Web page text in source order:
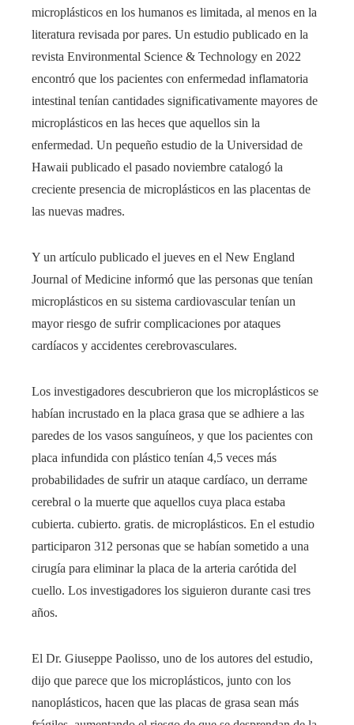
microplásticos en los humanos es limitada, al menos en la
literatura revisada por pares. Un estudio publicado en la
revista Environmental Science & Technology en 2022
encontró que los pacientes con enfermedad inflamatoria
intestinal tenían cantidades significativamente mayores de
microplásticos en las heces que aquellos sin la
enfermedad. Un pequeño estudio de la Universidad de
Hawaii publicado el pasado noviembre catalogó la
creciente presencia de microplásticos en las placentas de
las nuevas madres.
Y un artículo publicado el jueves en el New England
Journal of Medicine informó que las personas que tenían
microplásticos en su sistema cardiovascular tenían un
mayor riesgo de sufrir complicaciones por ataques
cardíacos y accidentes cerebrovasculares.
Los investigadores descubrieron que los microplásticos se
habían incrustado en la placa grasa que se adhiere a las
paredes de los vasos sanguíneos, y que los pacientes con
placa infundida con plástico tenían 4,5 veces más
probabilidades de sufrir un ataque cardíaco, un derrame
cerebral o la muerte que aquellos cuya placa estaba
cubierta. cubierto. gratis. de microplásticos. En el estudio
participaron 312 personas que se habían sometido a una
cirugía para eliminar la placa de la arteria carótida del
cuello. Los investigadores los siguieron durante casi tres
años.
El Dr. Giuseppe Paolisso, uno de los autores del estudio,
dijo que parece que los microplásticos, junto con los
nanoplásticos, hacen que las placas de grasa sean más